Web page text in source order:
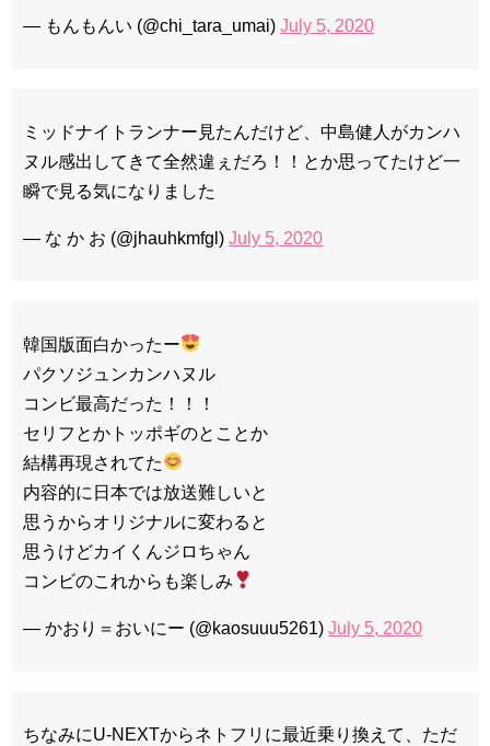
— もんもんい (@chi_tara_umai) July 5, 2020
ミッドナイトランナー見たんだけど、中島健人がカンハ
ヌル感出してきて全然違ぇだろ！！とか思ってたけど一
瞬で見る気になりました
— な か お (@jhauhkmfgl) July 5, 2020
韓国版面白かったー
パクソジュンカンハヌル
コンビ最高だった！！！
セリフとかトッポギのとことか
結構再現されてた
内容的に日本では放送難しいと
思うからオリジナルに変わると
思うけどカイくんジロちゃん
コンビのこれからも楽しみ
— かおり＝おいにー (@kaosuuu5261) July 5, 2020
ちなみにU-NEXTからネトフリに最近乗り換えて、ただ